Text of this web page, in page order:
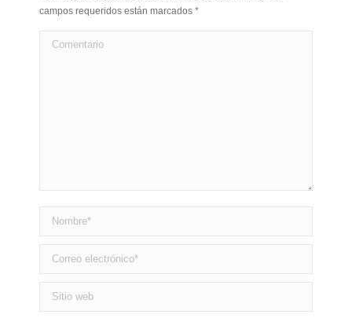
campos requeridos están marcados *
Comentario
Nombre *
Correo electrónico *
Sitio web